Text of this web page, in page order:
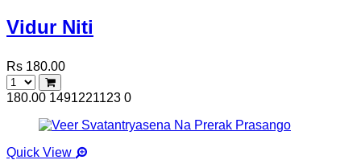
Vidur Niti
Rs 180.00
180.00 1491221123 0
Quick View